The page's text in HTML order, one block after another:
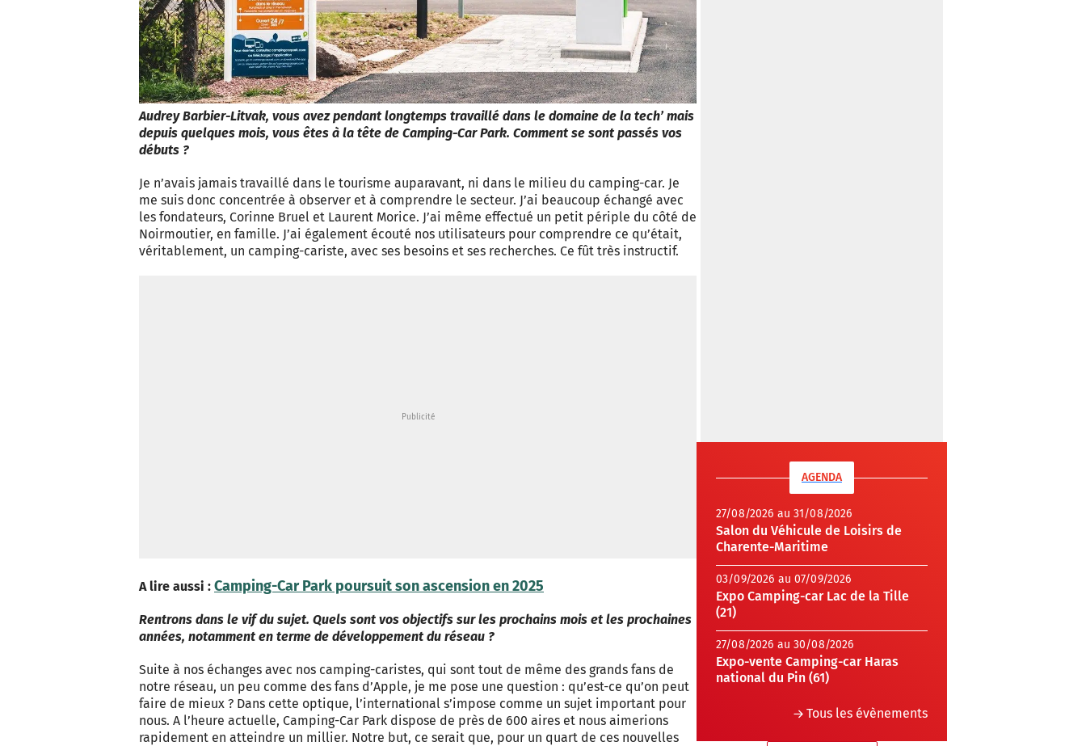
Audrey Barbier-Litvak, vous avez pendant longtemps travaillé dans le domaine de la tech’ mais
depuis quelques mois, vous êtes à la tête de Camping-Car Park. Comment se sont passés vos
débuts ?
Je n’avais jamais travaillé dans le tourisme auparavant, ni dans le milieu du camping-car. Je
me suis donc concentrée à observer et à comprendre le secteur. J’ai beaucoup échangé avec
les fondateurs, Corinne Bruel et Laurent Morice. J’ai même effectué un petit périple du côté de
Noirmoutier, en famille. J’ai également écouté nos utilisateurs pour comprendre ce qu’était,
véritablement, un camping-cariste, avec ses besoins et ses recherches. Ce fût très instructif.
A lire aussi : Camping-Car Park poursuit son ascension en 2025
Rentrons dans le vif du sujet. Quels sont vos objectifs sur les prochains mois et les prochaines
années, notamment en terme de développement du réseau ?
Suite à nos échanges avec nos camping-caristes, qui sont tout de même des grands fans de
notre réseau, un peu comme des fans d’Apple, je me pose une question : qu’est-ce qu’on peut
faire de mieux ? Dans cette optique, l’international s’impose comme un sujet important pour
nous. A l’heure actuelle, Camping-Car Park dispose de près de 600 aires et nous aimerions
rapidement en atteindre un millier. Notre but, ce serait que, pour un quart de ces nouvelles
AGENDA
27/08/2026 au 31/08/2026
Salon du Véhicule de Loisirs de
Charente-Maritime
03/09/2026 au 07/09/2026
Expo Camping-car Lac de la Tille
(21)
27/08/2026 au 30/08/2026
Expo-vente Camping-car Haras
national du Pin (61)
Tous les évènements